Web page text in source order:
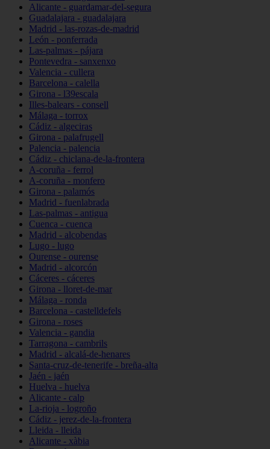
Alicante - guardamar-del-segura
Guadalajara - guadalajara
Madrid - las-rozas-de-madrid
León - ponferrada
Las-palmas - pájara
Pontevedra - sanxenxo
Valencia - cullera
Barcelona - calella
Girona - l39escala
Illes-balears - consell
Málaga - torrox
Cádiz - algeciras
Girona - palafrugell
Palencia - palencia
Cádiz - chiclana-de-la-frontera
A-coruña - ferrol
A-coruña - monfero
Girona - palamós
Madrid - fuenlabrada
Las-palmas - antigua
Cuenca - cuenca
Madrid - alcobendas
Lugo - lugo
Ourense - ourense
Madrid - alcorcón
Cáceres - cáceres
Girona - lloret-de-mar
Málaga - ronda
Barcelona - castelldefels
Girona - roses
Valencia - gandia
Tarragona - cambrils
Madrid - alcalá-de-henares
Santa-cruz-de-tenerife - breña-alta
Jaén - jaén
Huelva - huelva
Alicante - calp
La-rioja - logroño
Cádiz - jerez-de-la-frontera
Lleida - lleida
Alicante - xàbia